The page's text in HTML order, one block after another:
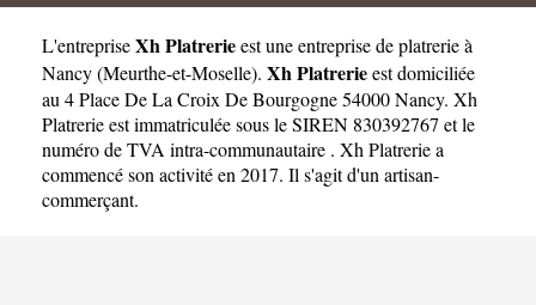
L'entrepriseXh Platrerieest uneentreprise de platrerie à
Nancy(Meurthe-et-Moselle). Xh Platrerieest domiciliée
au 4 Place De La Croix De Bourgogne 54000 Nancy. Xh
Platrerie est immatriculée sous le SIREN 830392767 et le
numéro de TVA intra-communautaire . Xh Platrerie a
commencé son activité en 2017. Il s'agit d'un artisan-
commerçant.